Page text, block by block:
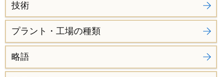
技術
プラント・工場の種類
略語